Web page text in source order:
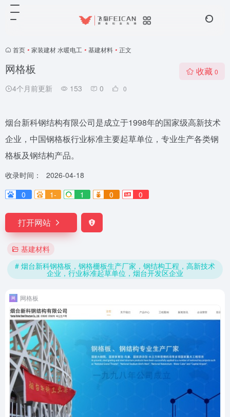
首页 • 家装建材 水暖电工 • 基建材料 • 正文
网格板
4个月前更新 153 0 0
收藏 0
烟台新科钢结构有限公司是成立于1998年的国家级高新技术
企业，中国钢格板行业标准主要起草单位，专业生产各类钢
格板及钢结构产品。
收录时间：
2026-04-18
0
1- 1 0 0
打开网站
基建材料
# 烟台新科钢格板，钢格栅板生产厂家，钢结构工程，高新技术
企业，行业标准起草单位，烟台开发区企业
网格板